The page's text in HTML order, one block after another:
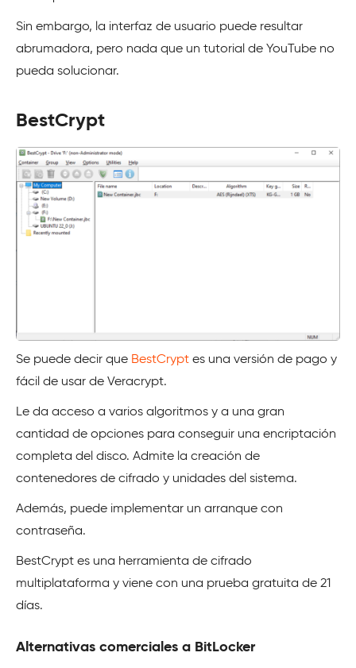
Sin embargo, la interfaz de usuario puede resultar
abrumadora, pero nada que un tutorial de YouTube no
pueda solucionar.
BestCrypt
Se puede decir que BestCrypt es una versión de pago y
fácil de usar de Veracrypt.
Le da acceso a varios algoritmos y a una gran
cantidad de opciones para conseguir una encriptación
completa del disco. Admite la creación de
contenedores de cifrado y unidades del sistema.
Además, puede implementar un arranque con
contraseña.
BestCrypt es una herramienta de cifrado
multiplataforma y viene con una prueba gratuita de 21
días.
Alternativas comerciales a BitLocker